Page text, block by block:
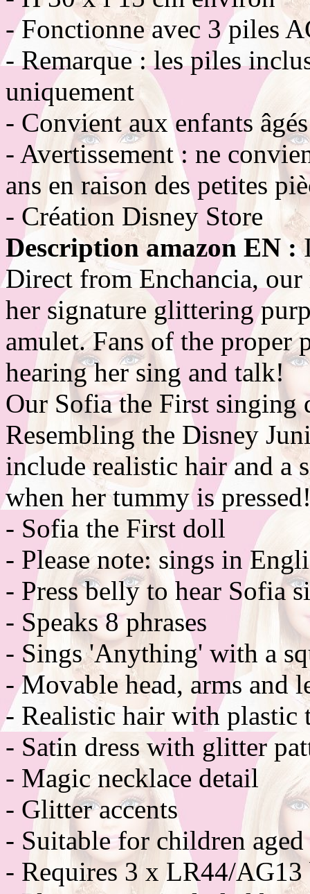
- Fonctionne avec 3 piles
- Remarque : les piles
uniquement
- Convient aux enfants
- Avertissement : ne
ans en raison des petites
- Création Disney Store
Description amazon EN :
Direct from Enchancia,
her signature glittering
amulet. Fans of the
hearing her sing and talk!
Our Sofia the First
Resembling the Disney
include realistic hair and a
when her tummy is
- Sofia the First doll
- Please note: sings in
- Press belly to hear Sofia
- Speaks 8 phrases
- Sings 'Anything' with a
- Movable head, arms and
- Realistic hair with plastic
- Satin dress with glitter
- Magic necklace detail
- Glitter accents
- Suitable for children aged
- Requires 3 x LR44/